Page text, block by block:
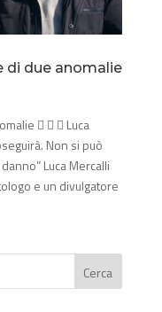
di due anomalie
   Luca
Non si può
Luca Mercalli
e un divulgatore
Cerca